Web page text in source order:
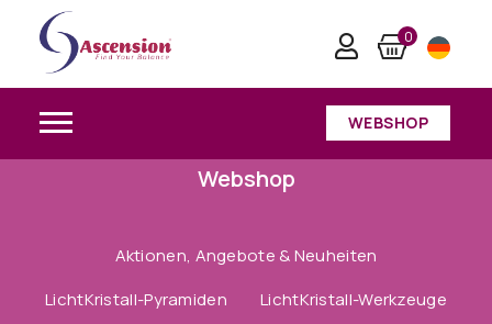
0
WEBSHOP
Webshop
Aktionen, Angebote & Neuheiten
LichtKristall-Pyramiden
LichtKristall-Werkzeuge